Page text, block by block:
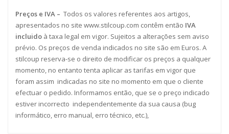
Preços e IVA – Todos os valores referentes aos artigos,
apresentados no site www.stilcoup.com contêm então IVA
incluido à taxa legal em vigor. Sujeitos a alterações sem aviso
prévio. Os preços de venda indicados no site são em Euros. A
stilcoup reserva-se o direito de modificar os preços a qualquer
momento, no entanto tenta aplicar as tarifas em vigor que
foram assim indicadas no site no momento em que o cliente
efectuar o pedido. Informamos então, que se o preço indicado
estiver incorrecto independentemente da sua causa (bug
informático, erro manual, erro técnico, etc.),